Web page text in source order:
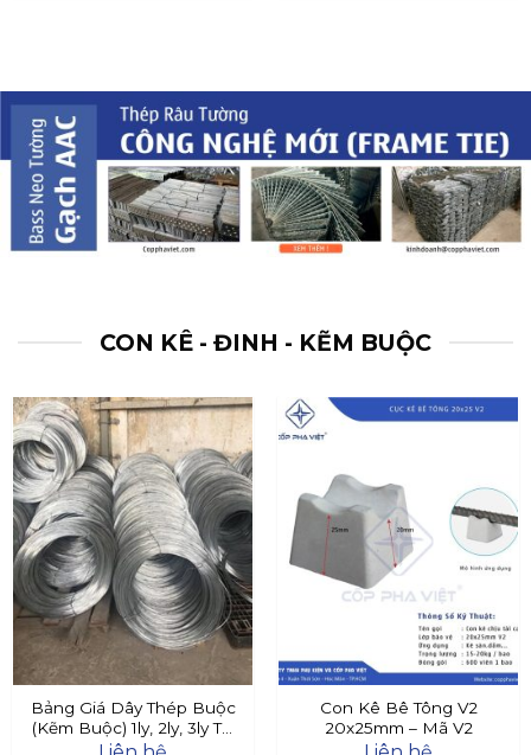
CON KÊ - ĐINH - KẼM BUỘC
Bảng Giá Dây Thép Buộc
(Kẽm Buộc) 1ly, 2ly, 3ly Tại
Đây
Con Kê Bê Tông V2
20x25mm – Mã V2